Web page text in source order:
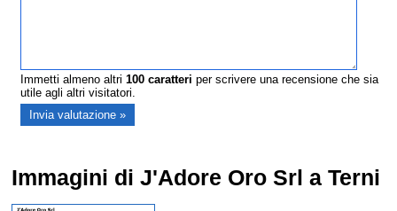
Immetti almeno altri100 caratteri per scrivere una recensione che sia
utile agli altri visitatori.
Immagini di J'Adore Oro Srl a Terni